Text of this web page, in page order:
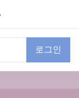
로그인